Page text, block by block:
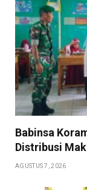
Babinsa
Distribusi
AGUSTUS 7, 2026